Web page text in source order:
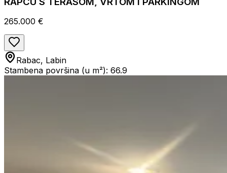
265.000 €
Rabac, Labin
Stambena površina (u m²): 66.9